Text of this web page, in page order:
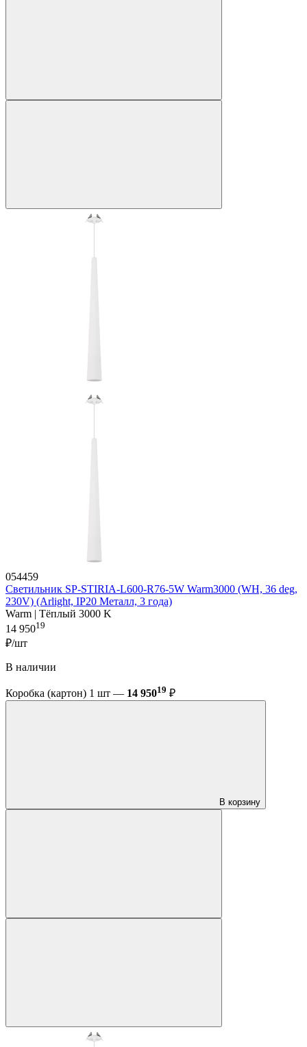
054459
Светильник SP-STIRIA-L600-R76-5W Warm3000 (WH, 36 deg,
230V) (Arlight, IP20 Металл, 3 года)
Warm | Тёплый 3000 K
14 95019
₽/шт
В наличии
Коробка (картон) 1 шт — 14 95019 ₽
В корзину